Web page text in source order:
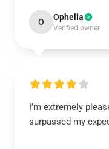
O Ophelia
Verified owner
I’m extremely
surpassed my